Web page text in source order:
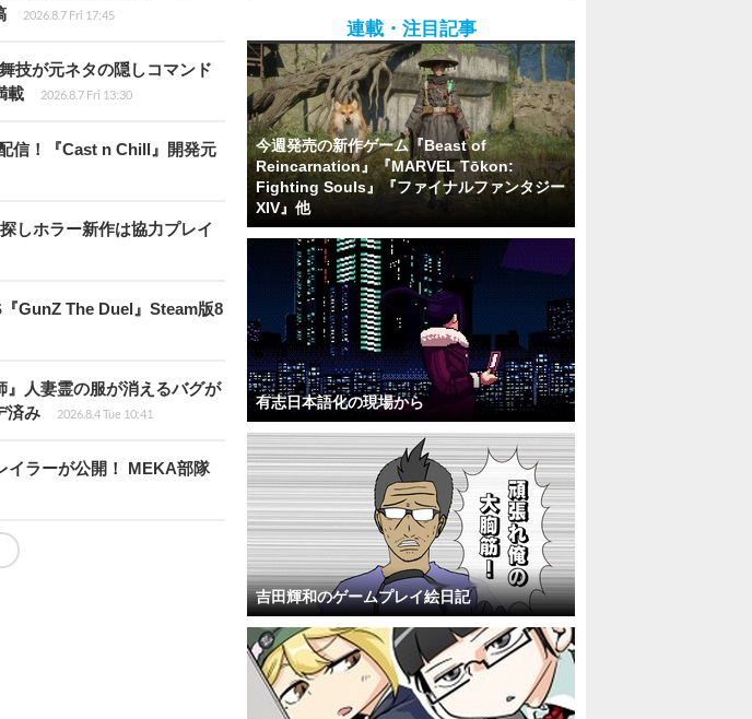
2026.8.7 Fri 17:45
技が元ネタの隠しコマンド
載
2026.8.7 Fri 13:30
信！『Cast n Chill』開発元
しホラー新作は協力プレイ
GunZ The Duel』Steam版8
人妻霊の服が消えるバグが
済み
2026.8.4 Tue 10:41
イラーが公開！ MEKA部隊
連載・注目記事
今週発売の新作ゲーム『Beast of
Reincarnation』『MARVEL Tōkon:
Fighting Souls』『ファイナルファンタジー
XIV』他
有志日本語化の現場から
吉田輝和のゲームプレイ絵日記